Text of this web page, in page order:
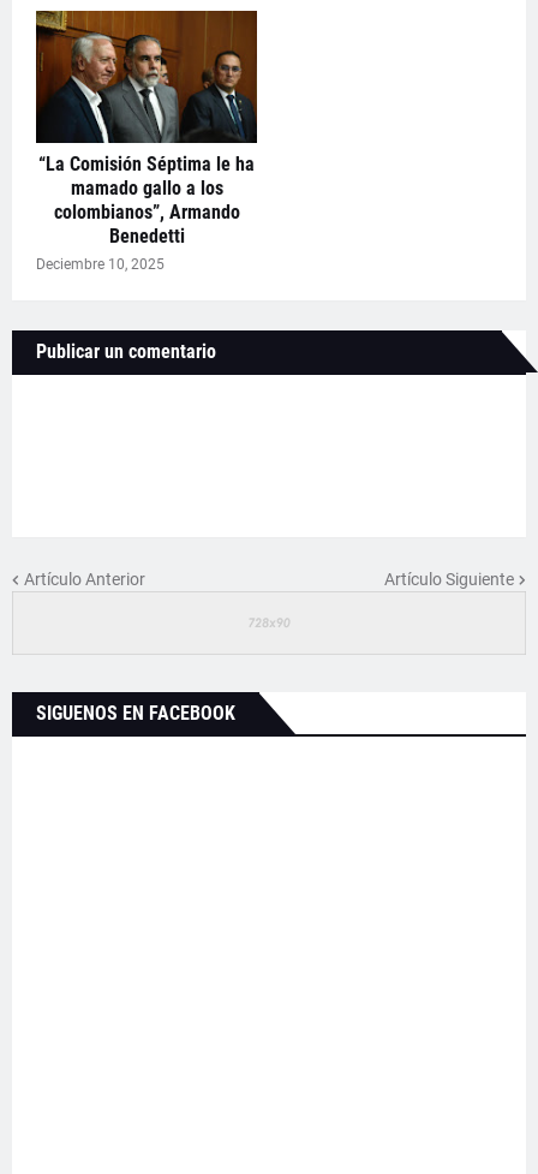
“La Comisión Séptima le ha
mamado gallo a los
colombianos”, Armando
Benedetti
Deciembre 10, 2025
Publicar un comentario
Artículo Anterior Artículo Siguiente
SIGUENOS EN FACEBOOK